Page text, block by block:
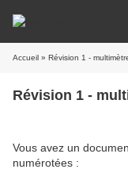
Accueil » Révision 1 -
Révision 1 -
Vous avez un
numérotées :